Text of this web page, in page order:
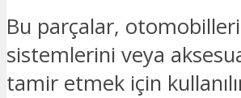
Bu parçalar,
sistemlerini veya
tamir etmek için